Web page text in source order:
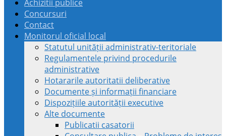
Achizitii publice
Concursuri
Contact
Monitorul oficial local
Statutul unității administrativ-teritoriale
Regulamentele privind procedurile
administrative
Hotararile autoritatii deliberative
Documente și informații financiare
Dispozițiile autorității executive
Alte documente
Publicatii casatorii